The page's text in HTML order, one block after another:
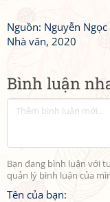
Bình luận
Bạn đang bình luận với
quản lý bình luận của
Tên của bạn:
Nguồn: Nguyễn Ngọc
Nhà văn, 2020